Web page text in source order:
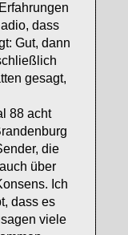
dass
Gut, dann
gesagt,
88 acht
die
über
Ich
dass es
viele